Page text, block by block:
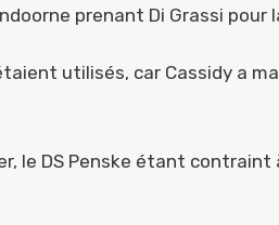
prenant Di Grassi pour
utilisés, car Cassidy a
le DS Penske étant